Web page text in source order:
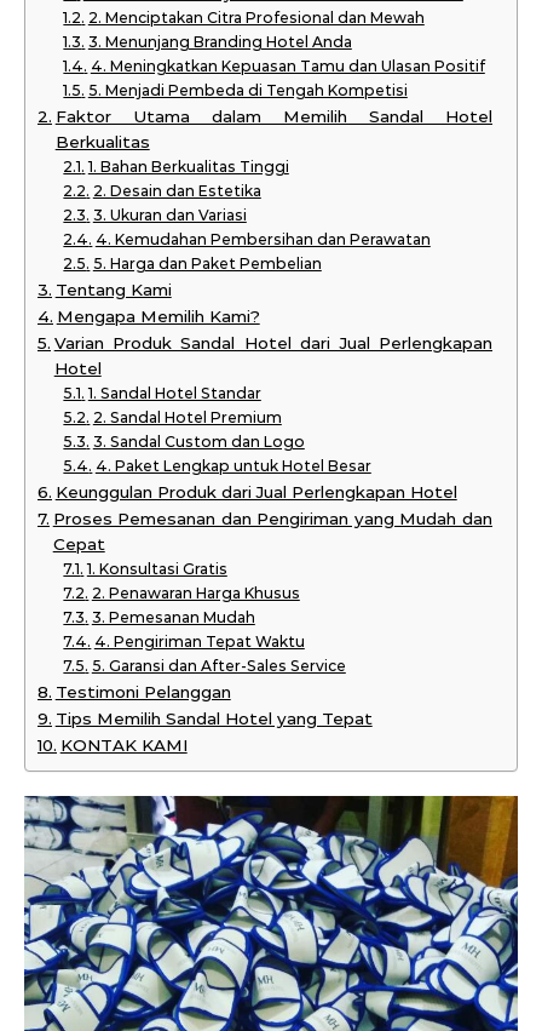
2. Menciptakan Citra Profesional dan Mewah
3. Menunjang Branding Hotel Anda
4. Meningkatkan Kepuasan Tamu dan Ulasan Positif
5. Menjadi Pembeda di Tengah Kompetisi
Faktor Utama dalam Memilih Sandal Hotel
Berkualitas
1. Bahan Berkualitas Tinggi
2. Desain dan Estetika
3. Ukuran dan Variasi
4. Kemudahan Pembersihan dan Perawatan
5. Harga dan Paket Pembelian
Tentang Kami
Mengapa Memilih Kami?
Varian Produk Sandal Hotel dari Jual Perlengkapan
Hotel
1. Sandal Hotel Standar
2. Sandal Hotel Premium
3. Sandal Custom dan Logo
4. Paket Lengkap untuk Hotel Besar
Keunggulan Produk dari Jual Perlengkapan Hotel
Proses Pemesanan dan Pengiriman yang Mudah dan
Cepat
1. Konsultasi Gratis
2. Penawaran Harga Khusus
3. Pemesanan Mudah
4. Pengiriman Tepat Waktu
5. Garansi dan After-Sales Service
Testimoni Pelanggan
Tips Memilih Sandal Hotel yang Tepat
KONTAK KAMI